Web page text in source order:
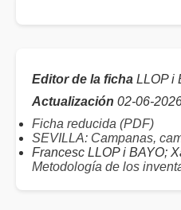
Editor de la ficha LLOP i
Actualización 02-06-
Ficha reducida (PDF)
SEVILLA: Campanas,
Francesc LLOP i BAYO;
Metodología de los